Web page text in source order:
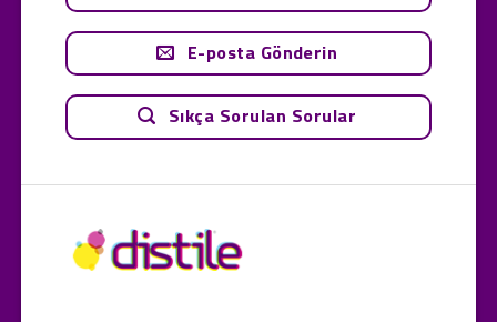
E-posta Gönderin
Sıkça Sorulan Sorular